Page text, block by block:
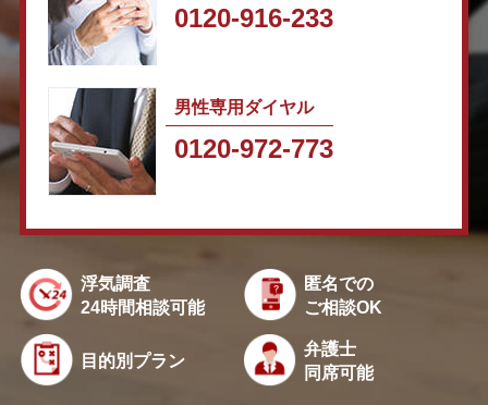
0120-916-233
男性専用ダイヤル
0120-972-773
浮気調査
24時間相談可能
匿名での
ご相談OK
目的別プラン
弁護士
同席可能